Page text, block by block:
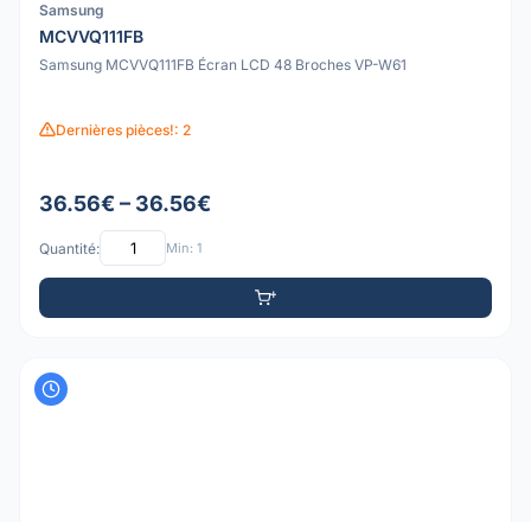
Samsung
MCVVQ111FB
Samsung MCVVQ111FB Écran LCD 48 Broches VP-W61
Dernières pièces!: 2
36.56€ – 36.56€
Quantité: Min: 1